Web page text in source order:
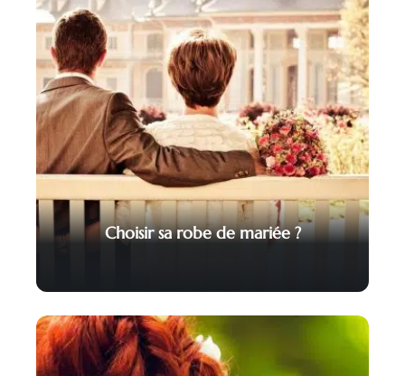
Choisir sa robe de mariée ?